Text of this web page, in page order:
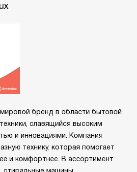
бренд в области бытовой
славящийся высоким
и инновациями. Компания
технику, которая помогает
и комфортнее. В ассортимент